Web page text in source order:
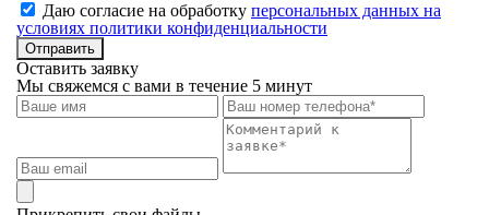
Даю согласие на обработку персональных данных на
условиях политики конфиденциальности
Отправить
Оставить заявку
Мы свяжемся с вами в течение 5 минут